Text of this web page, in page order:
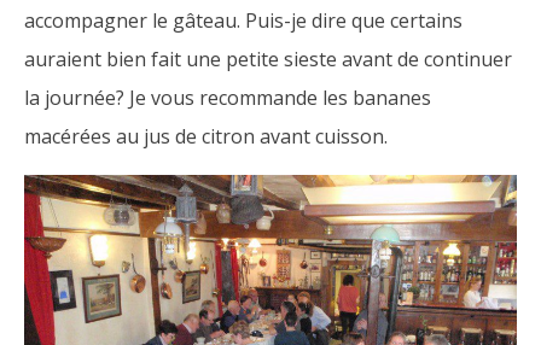
accompagner le gâteau. Puis-je dire que certains
auraient bien fait une petite sieste avant de continuer
la journée? Je vous recommande les bananes
macérées au jus de citron avant cuisson.